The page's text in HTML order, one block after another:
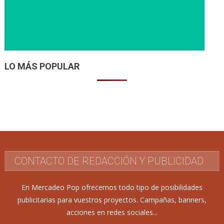
LO MÁS POPULAR
CONTACTO DE REDACCIÓN Y PUBLICIDAD
En Mercadeo Pop ofrecemos todo tipo de posibilidades
publicitarias para vuestros proyectos. Campañas, banners,
acciones en redes sociales...